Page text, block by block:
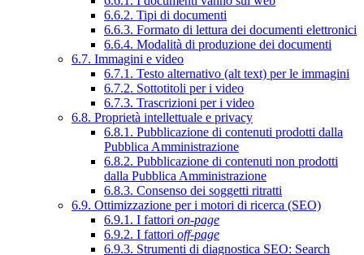
6.6.2. Tipi di documenti
6.6.3. Formato di lettura dei documenti elettronici
6.6.4. Modalità di produzione dei documenti
6.7. Immagini e video
6.7.1. Testo alternativo (alt text) per le immagini
6.7.2. Sottotitoli per i video
6.7.3. Trascrizioni per i video
6.8. Proprietà intellettuale e privacy
6.8.1. Pubblicazione di contenuti prodotti dalla
Pubblica Amministrazione
6.8.2. Pubblicazione di contenuti non prodotti
dalla Pubblica Amministrazione
6.8.3. Consenso dei soggetti ritratti
6.9. Ottimizzazione per i motori di ricerca (SEO)
6.9.1. I fattori on-page
6.9.2. I fattori off-page
6.9.3. Strumenti di diagnostica SEO: Search